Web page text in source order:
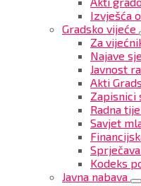
Izvješća
Gradsko vijeće
Za
Najave
Javnost
Akti
Zapisnici
Radna
Savjet
Kodeks
Javna nabava